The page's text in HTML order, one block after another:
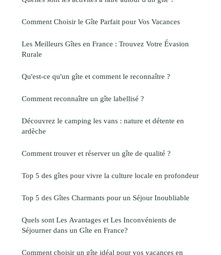
Comment Choisir le Gîte Parfait pour Vos Vacances
Les Meilleurs Gîtes en France : Trouvez Votre Évasion
Rurale
Qu'est-ce qu'un gîte et comment le reconnaître ?
Comment reconnaître un gîte labellisé ?
Découvrez le camping les vans : nature et détente en
ardèche
Comment trouver et réserver un gîte de qualité ?
Top 5 des gîtes pour vivre la culture locale en profondeur
Top 5 des Gîtes Charmants pour un Séjour Inoubliable
Quels sont Les Avantages et Les Inconvénients de
Séjourner dans un Gîte en France?
Comment choisir un gîte idéal pour vos vacances en